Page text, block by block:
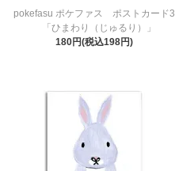
pokefasu ポケファス ポストカード3
「ひまわり（じゅるり）」
180円(税込198円)